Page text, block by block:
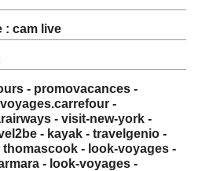
: cam live
- promovacances -
-
- visit-new-york -
- kayak - travelgenio -
- look-voyages -
- look-voyages -